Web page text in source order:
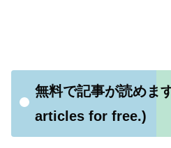
無料で記事が読めま
articles for free.)